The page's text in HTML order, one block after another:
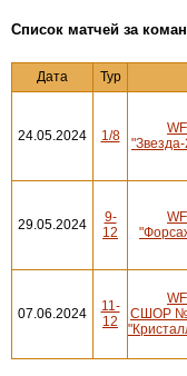
Cписок матчей за
Дата Тур
24.05.2024 1/8
29.05.2024
9-
12
07.06.2024
11-
12
СШОР